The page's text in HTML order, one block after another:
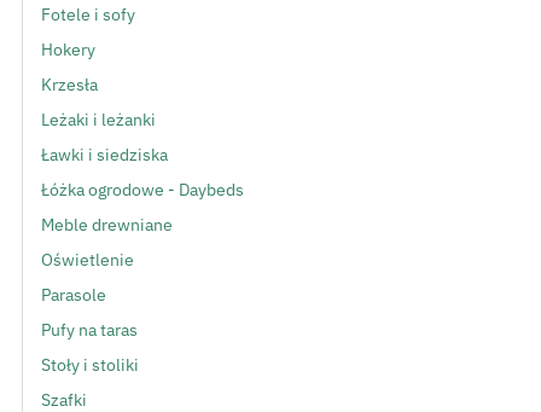
Fotele i sofy
Hokery
Krzesła
Leżaki i leżanki
Ławki i siedziska
Łóżka ogrodowe - Daybeds
Meble drewniane
Oświetlenie
Parasole
Pufy na taras
Stoły i stoliki
Szafki